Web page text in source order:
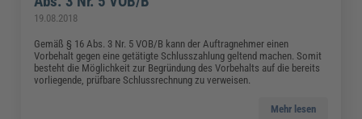
19.08.2018
Gemäß § 16 Abs. 3 Nr. 5 VOB/B kann der Auftragnehmer einen
Vorbehalt gegen eine getätigte Schlusszahlung geltend machen. Somit
besteht die Möglichkeit zur Begründung des Vorbehalts auf die bereits
vorliegende, prüfbare Schlussrechnung zu verweisen.
Mehr lesen